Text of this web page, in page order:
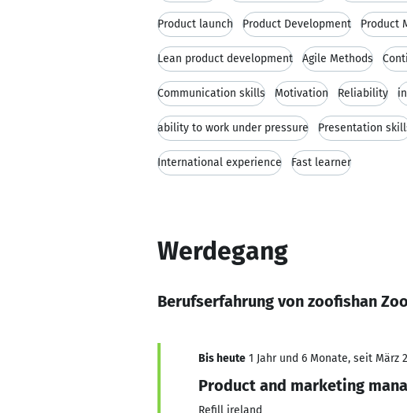
Product launch Product Development Product
Lean product development Agile Methods
Communication skills Motivation Reliability
ability to work under pressure Presentation
International experience Fast learner
Werdegang
Berufserfahrung von zoofishan
Bis heute 1 Jahr und 6 Monate, seit März
Product and marketing
Refill ireland